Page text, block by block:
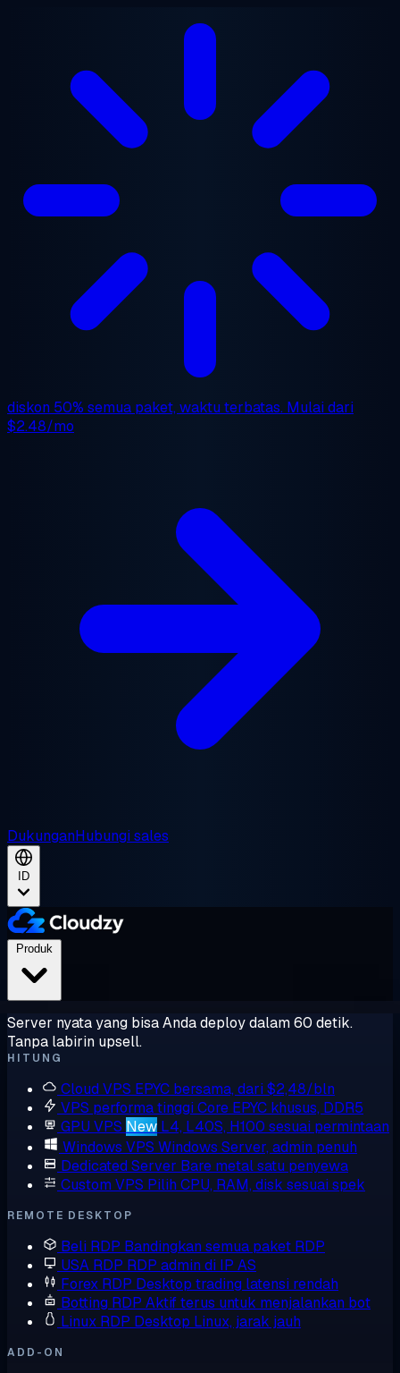
diskon 50% semua paket, waktu terbatas. Mulai dari
$2.48/mo
DukunganHubungi sales
ID
Server nyata yang bisa Anda deploy dalam 60 detik.
Tanpa labirin upsell.
HITUNG
Cloud VPS EPYC bersama, dari $2,48/bln
VPS performa tinggi Core EPYC khusus, DDR5
GPU VPS New L4, L40S, H100 sesuai permintaan
Windows VPS Windows Server, admin penuh
Dedicated Server Bare metal satu penyewa
Custom VPS Pilih CPU, RAM, disk sesuai spek
REMOTE DESKTOP
Beli RDP Bandingkan semua paket RDP
USA RDP RDP admin di IP AS
Forex RDP Desktop trading latensi rendah
Botting RDP Aktif terus untuk menjalankan bot
Linux RDP Desktop Linux, jarak jauh
ADD-ON